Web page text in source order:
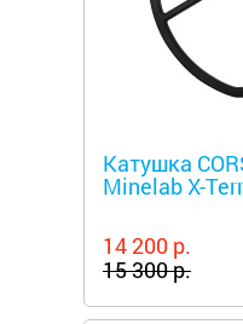
Катушка
Minelab X-
14 200 р.
15 300 р.